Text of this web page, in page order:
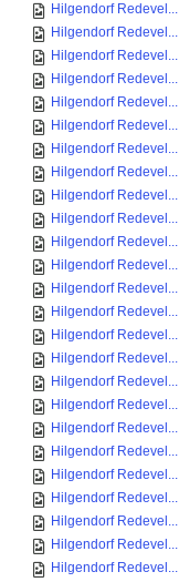
Hilgendorf Redevel...
Hilgendorf Redevel...
Hilgendorf Redevel...
Hilgendorf Redevel...
Hilgendorf Redevel...
Hilgendorf Redevel...
Hilgendorf Redevel...
Hilgendorf Redevel...
Hilgendorf Redevel...
Hilgendorf Redevel...
Hilgendorf Redevel...
Hilgendorf Redevel...
Hilgendorf Redevel...
Hilgendorf Redevel...
Hilgendorf Redevel...
Hilgendorf Redevel...
Hilgendorf Redevel...
Hilgendorf Redevel...
Hilgendorf Redevel...
Hilgendorf Redevel...
Hilgendorf Redevel...
Hilgendorf Redevel...
Hilgendorf Redevel...
Hilgendorf Redevel...
Hilgendorf Redevel...